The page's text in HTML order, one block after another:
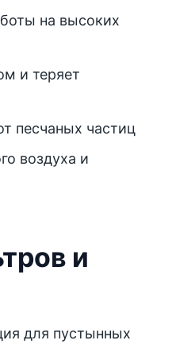
на высоких
и теряет
песчаных частиц
воздуха и
и
для пустынных